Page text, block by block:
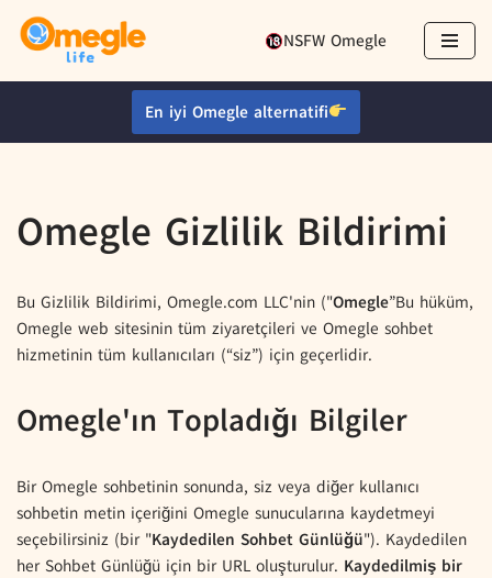
geç
NSFW Omegle
En iyi Omegle alternatifi
Omegle Gizlilik Bildirimi
Bu Gizlilik Bildirimi, Omegle.com LLC'nin ("Omegle”Bu hüküm,
Omegle web sitesinin tüm ziyaretçileri ve Omegle sohbet
hizmetinin tüm kullanıcıları (“siz”) için geçerlidir.
Omegle'ın Topladığı Bilgiler
Bir Omegle sohbetinin sonunda, siz veya diğer kullanıcı
sohbetin metin içeriğini Omegle sunucularına kaydetmeyi
seçebilirsiniz (bir "Kaydedilen Sohbet Günlüğü"). Kaydedilen
her Sohbet Günlüğü için bir URL oluşturulur. Kaydedilmiş bir